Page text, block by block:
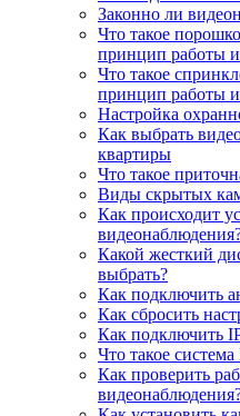
Законно ли
Что такое
принцип работы
Что такое
принцип работы
Настройка
Как выбрать
квартиры
Что такое
Виды скрытых
Как происходит
Какой жесткий
выбрать?
Как подключить
Как сбросить
Как подключить
Что такое
Как проверить